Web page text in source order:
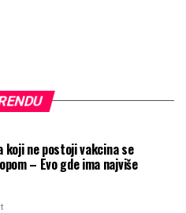
koji ne postoji vakcina se
– Evo gde ima najviše